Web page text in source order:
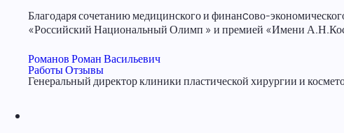
Благодаря сочетанию медицинского и финанcово-
«Российский Национальный Олимп » и премией «Имени
Романов Роман Васильевич
РаботыОтзывы
Генеральный директор клиники пластической хирургии и